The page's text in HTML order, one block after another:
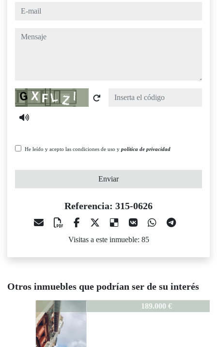
e-mail
mensaje
Captcha
He leído y acepto las condiciones de uso y política de privacidad
Enviar
Referencia: 315-0626
Visitas a este inmueble: 85
Otros inmuebles que podrían ser de su interés
315-0626